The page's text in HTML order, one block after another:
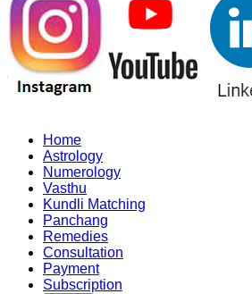
Home
Astrology
Numerology
Vasthu
Kundli Matching
Panchang
Remedies
Consultation
Payment
Subscription